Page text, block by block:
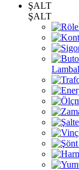
ŞALT
ŞALT